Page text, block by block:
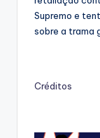
Supremo e
sobre a trama
Créditos